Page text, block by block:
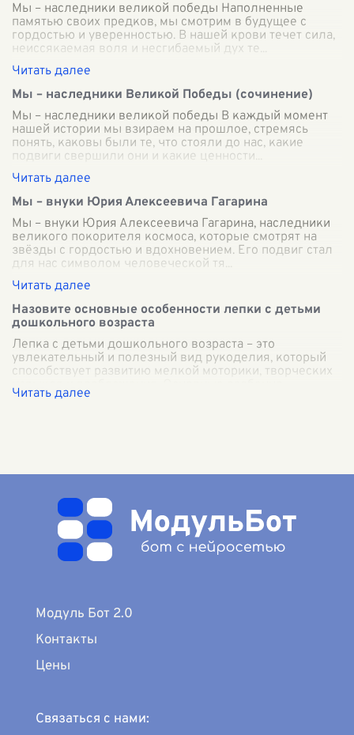
Мы – наследники великой победы Наполненные
памятью своих предков, мы смотрим в будущее с
гордостью и уверенностью. В нашей крови течет сила,
неиссякаемая воля и несгибаемый дух те
Мы – наследники Великой Победы (сочинение)
Мы – наследники великой победы В каждый момент
нашей истории мы взираем на прошлое, стремясь
понять, каковы были те, что стояли до нас, какие
подвиги свершили они и какие ценности
Мы – внуки Юрия Алексеевича Гагарина
Мы – внуки Юрия Алексеевича Гагарина, наследники
великого покорителя космоса, которые смотрят на
звёзды с гордостью и вдохновением. Его подвиг стал
для нас символом человеческой тя
Назовите основные особенности лепки с детьми
дошкольного возраста
Лепка с детьми дошкольного возраста – это
увлекательный и полезный вид рукоделия, который
способствует развитию мелкой моторики, творческих
навыков и воображения. Основные особенно
Модуль Бот 2.0
Контакты
Цены
Связаться с нами: